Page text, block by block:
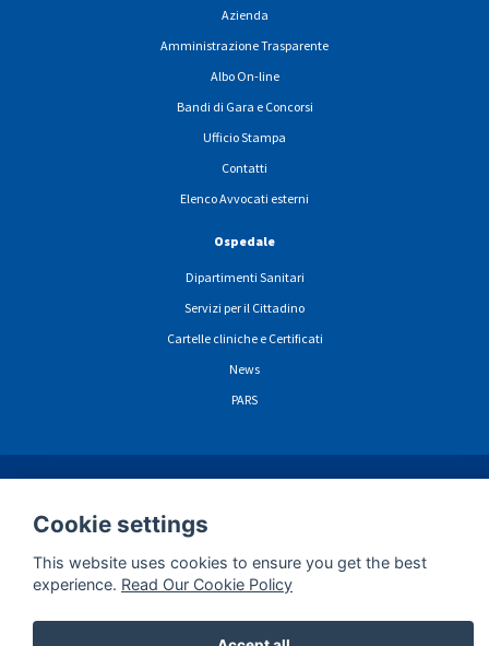
Azienda
Amministrazione Trasparente
Albo On-line
Bandi di Gara e Concorsi
Ufficio Stampa
Contatti
Elenco Avvocati esterni
Ospedale
Dipartimenti Sanitari
Servizi per il Cittadino
Cartelle cliniche e Certificati
News
PARS
Cookie settings
This website uses cookies to ensure you get the best
experience. Read Our Cookie Policy